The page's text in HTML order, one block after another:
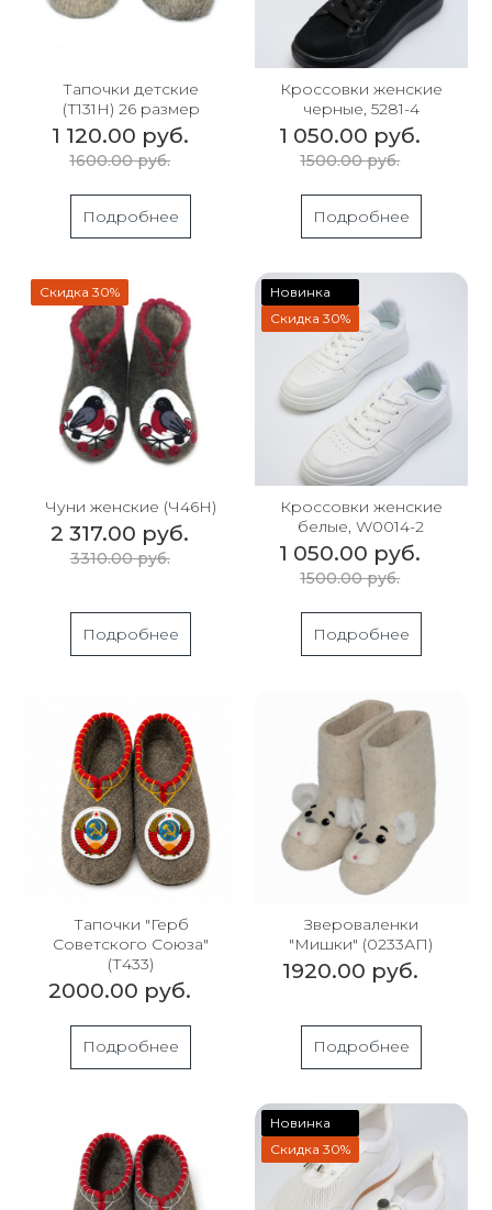
Тапочки детские
(Т131Н) 26 размер
1 120.00 руб.
1600.00 руб.
Подробнее
Кроссовки женские
черные, 5281-4
1 050.00 руб.
1500.00 руб.
Подробнее
Скидка 30%
Чуни женские (Ч46Н)
2 317.00 руб.
3310.00 руб.
Подробнее
Новинка
Скидка 30%
Кроссовки женские
белые, W0014-2
1 050.00 руб.
1500.00 руб.
Подробнее
Тапочки "Герб
Советского Союза"
(Т433)
2000.00 руб.
Подробнее
Звероваленки
"Мишки" (0233АП)
1920.00 руб.
Подробнее
Новинка
Скидка 30%